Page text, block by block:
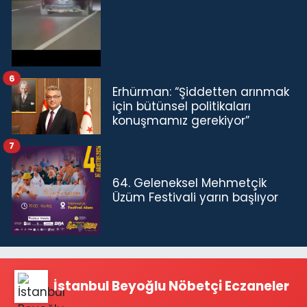
Erhürman: “Şiddetten arınmak
için bütünsel politikaları
konuşmamız gerekiyor”
6
64. Geleneksel Mehmetçik
Üzüm Festivali yarın başlıyor
7
İstanbul Beyoğlu Nöbetçi Eczaneler